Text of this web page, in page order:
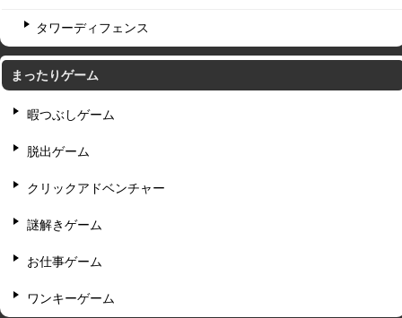
タワーディフェンス
まったりゲーム
暇つぶしゲーム
脱出ゲーム
クリックアドベンチャー
謎解きゲーム
お仕事ゲーム
ワンキーゲーム